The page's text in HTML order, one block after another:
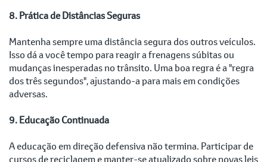
8. Prática de Distâncias Seguras
Mantenha sempre uma distância segura dos outros veículos.
Isso dá a você tempo para reagir a frenagens súbitas ou
mudanças inesperadas no trânsito. Uma boa regra é a "regra
dos três segundos", ajustando-a para mais em condições
adversas.
9. Educação Continuada
A educação em direção defensiva não termina. Participar de
cursos de reciclagem e manter-se atualizado sobre novas leis